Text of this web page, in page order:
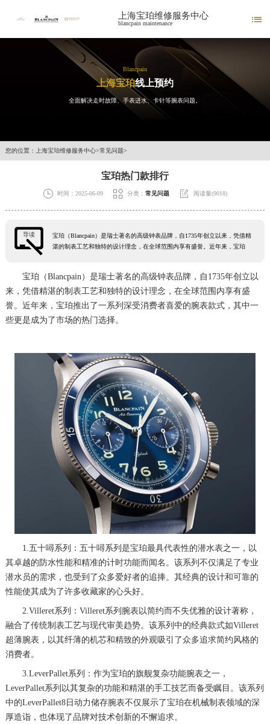
上海宝珀维修服务中心
blancpain maintenance 
Blancpain
上海宝珀线上预约
全面解决走时故障、手表进水、卡针等腕表问题。
您的位置： 上海宝珀维修服务中心>常见问题>
宝珀热门款排行
 时间：2025-06-09  分类： 常见问题  阅读量(9018)
导读
宝珀（Blancpain）是瑞士著名的高级钟表品牌，自1735年创立以来，凭借精
湛的制表工艺和独特的设计理念，在全球范围内享有盛誉。近年来，宝珀
宝珀（Blancpain）是瑞士著名的高级钟表品牌，自1735年创立以
来，凭借精湛的制表工艺和独特的设计理念，在全球范围内享有盛
誉。近年来，宝珀推出了一系列深受消费者喜爱的腕表款式，其中一
些更是成为了市场的热门选择。
1.五十噚系列：五十噚系列是宝珀最具代表性的潜水表之一，以
其卓越的防水性能和精准的计时功能而闻名。该系列不仅满足了专业
潜水员的需求，也受到了众多爱好者的追捧。其经典的设计和可靠的
性能使其成为了许多收藏家的心头好。
2.Villeret系列：Villeret系列腕表以简约而不失优雅的设计著称，
融合了传统制表工艺与现代审美趋势。该系列中的经典款式如Villeret
超薄腕表，以其纤薄的机芯和精致的外观吸引了众多追求简约风格的
消费者。
3.LeverPallet系列：作为宝珀的旗舰复杂功能腕表之一，
LeverPallet系列以其复杂的功能和精湛的手工技艺而备受瞩目。该系列
中的LeverPallet8日动力储存腕表不仅展示了宝珀在机械制表领域的深
厚造诣，也体现了品牌对技术创新的不懈追求。